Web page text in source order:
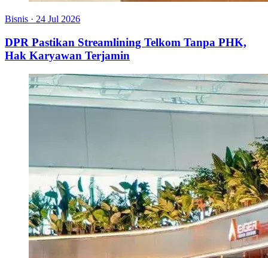
Bisnis · 24 Jul 2026
DPR Pastikan Streamlining Telkom Tanpa PHK,
Hak Karyawan Terjamin